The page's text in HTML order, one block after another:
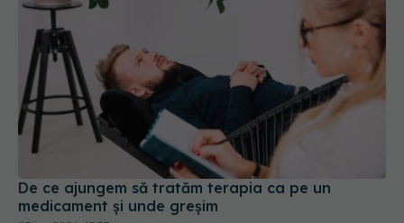
De ce ajungem să tratăm terapia ca pe un
medicament și unde greșim